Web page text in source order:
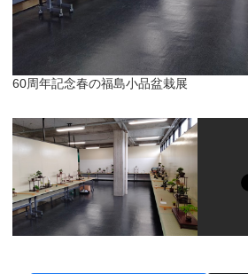
60周年記念春の福島小品盆栽展